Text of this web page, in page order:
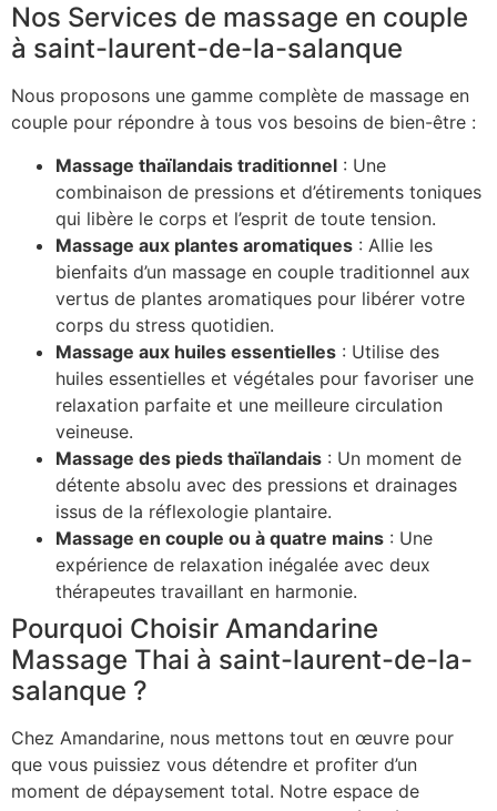
Nos Services de massage en couple
à saint-laurent-de-la-salanque
Nous proposons une gamme complète de massage en
couple pour répondre à tous vos besoins de bien-être :
Massage thaïlandais traditionnel : Une
combinaison de pressions et d’étirements toniques
qui libère le corps et l’esprit de toute tension.
Massage aux plantes aromatiques : Allie les
bienfaits d’un massage en couple traditionnel aux
vertus de plantes aromatiques pour libérer votre
corps du stress quotidien.
Massage aux huiles essentielles : Utilise des
huiles essentielles et végétales pour favoriser une
relaxation parfaite et une meilleure circulation
veineuse.
Massage des pieds thaïlandais : Un moment de
détente absolu avec des pressions et drainages
issus de la réflexologie plantaire.
Massage en couple ou à quatre mains : Une
expérience de relaxation inégalée avec deux
thérapeutes travaillant en harmonie.
Pourquoi Choisir Amandarine
Massage Thai à saint-laurent-de-la-
salanque ?
Chez Amandarine, nous mettons tout en œuvre pour
que vous puissiez vous détendre et profiter d’un
moment de dépaysement total. Notre espace de